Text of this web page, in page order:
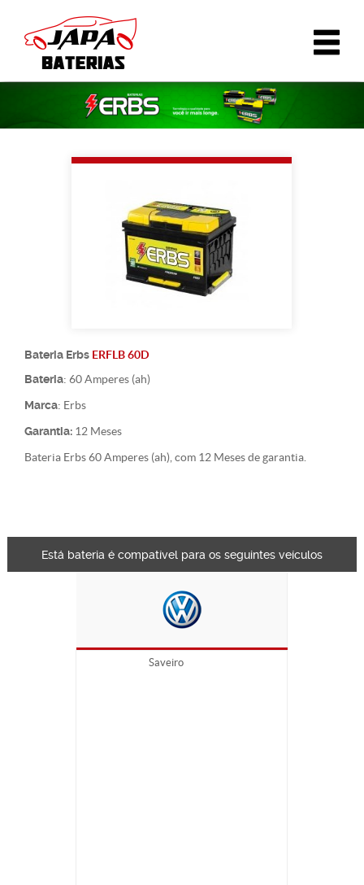
Bateria Erbs ERFLB 60D
Bateria: 60 Amperes (ah)
Marca: Erbs
Garantia: 12 Meses
Bateria Erbs 60 Amperes (ah), com 12 Meses de garantia.
Está bateria é compatível para os seguintes veículos
Saveiro